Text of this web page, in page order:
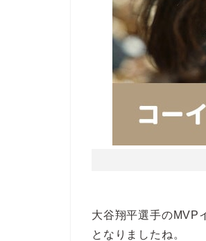
大谷翔平選手のMVP
となりましたね。